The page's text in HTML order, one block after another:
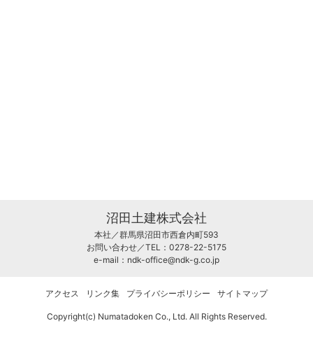
沼田土建株式会社
本社／群馬県沼田市西倉内町593
お問い合わせ／TEL：0278-22-5175
e-mail： ndk-office@ndk-g.co.jp
アクセス リンク集 プライバシーポリシー サイトマップ
Copyright(c) Numatadoken Co., Ltd. All Rights Reserved.